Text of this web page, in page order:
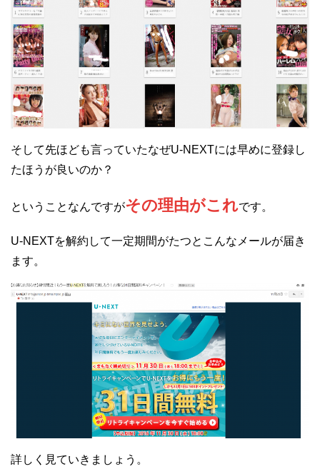
そして先ほども言っていたなぜU-NEXTには早めに登録し
たほうが良いのか？
ということなんですがその理由がこれです。
U-NEXTを解約して一定期間がたつとこんなメールが届き
ます。
詳しく見ていきましょう。